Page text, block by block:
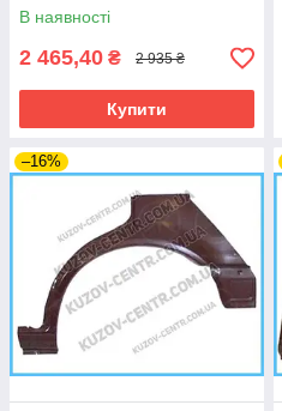
В наявності
2 465,40 ₴ 2 935 ₴
Купити
–16%